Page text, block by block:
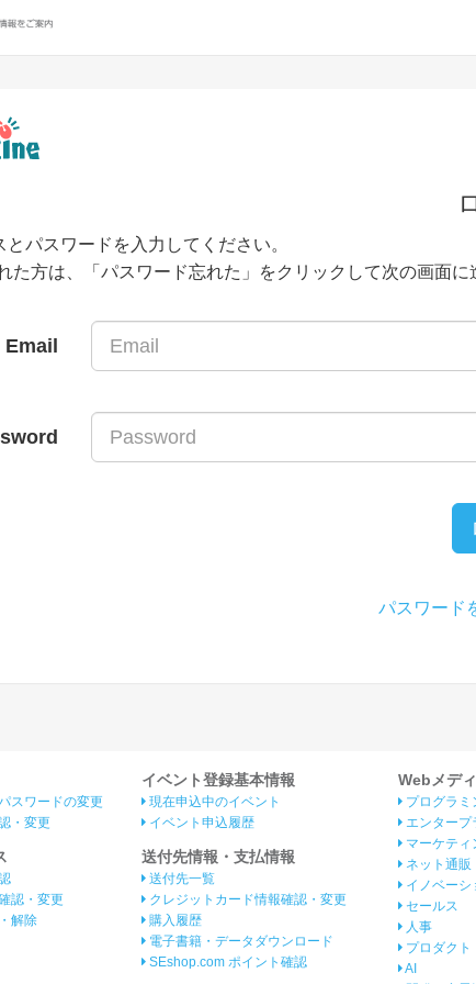
とパスワードを入力してください。
た方は、「パスワード忘れた」をクリックして次の画面に
Email
パスワード
スワードの変更
・変更
認・変更
解除
イベント登録基本情報
現在申込中のイベント
イベント申込履歴
送付先情報・支払情報
送付先一覧
クレジットカード情報確認・変更
購入履歴
電子書籍・データダウンロード
SEshop.com ポイント確認
Webメデ
プログラミ
エンタープ
マーケティ
ネット通販
イノベーシ
セールス
人事
プロダクト
AI